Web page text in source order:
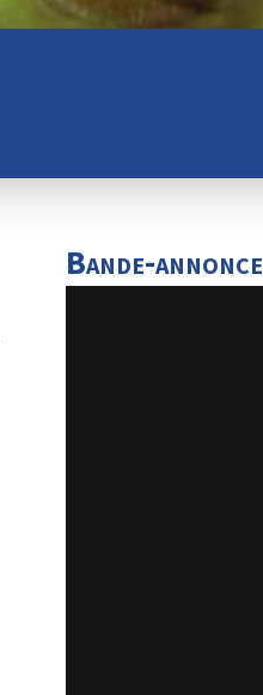
Bande-annonce